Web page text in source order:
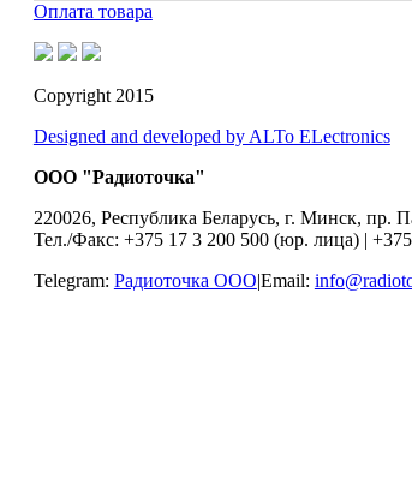
Оплата товара
Copyright 2015
Designed and developed by ALTo ELectronics
ООО "Радиоточка"
220026, Республика Беларусь, г. Минск, пр.
Тел./Факс: +375 17 3 200 500 (юр. лица) |
Telegram: Радиоточка ООО|Email: